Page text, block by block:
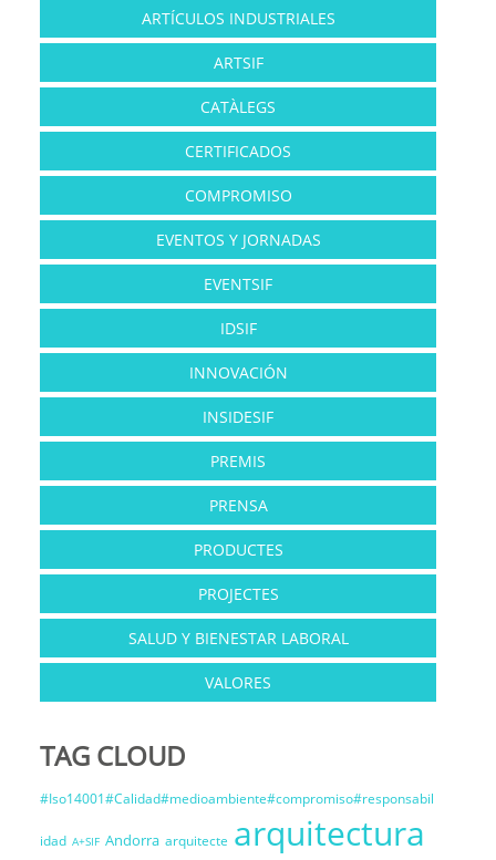
ARTÍCULOS INDUSTRIALES
ARTSIF
CATÀLEGS
CERTIFICADOS
COMPROMISO
EVENTOS Y JORNADAS
EVENTSIF
IDSIF
INNOVACIÓN
INSIDESIF
PREMIS
PRENSA
PRODUCTES
PROJECTES
SALUD Y BIENESTAR LABORAL
VALORES
TAG CLOUD
#Iso14001#Calidad#medioambiente#compromiso#responsabil
idad A+SIF Andorra arquitecte arquitectura